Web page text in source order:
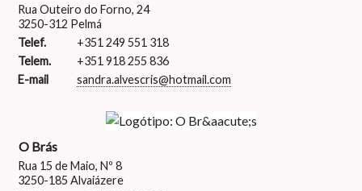
Rua Outeiro do Forno, 24
3250-312 Pelmá
Telef.
+351 249 551 318
Telem.
+351 918 255 836
E-mail
sandra.alvescris@hotmail.com
O Brás
Rua 15 de Maio, Nº 8
3250-185 Alvaiázere